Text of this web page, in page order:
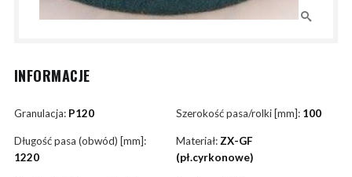
INFORMACJE
Granulacja: P120 Szerokość pasa/rolki [mm]: 100
Długość pasa (obwód) [mm]:
1220
Materiał: ZX-GF
(pł.cyrkonowe)